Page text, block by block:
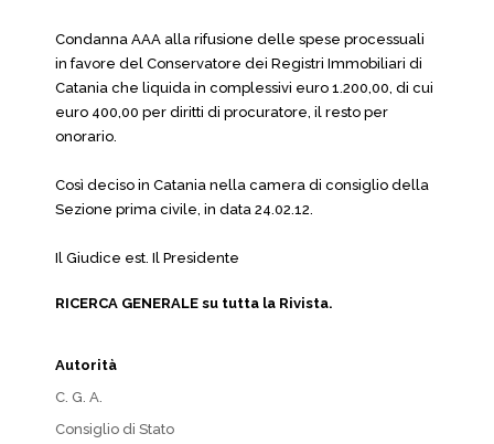
Condanna AAA alla rifusione delle spese processuali
in favore del Conservatore dei Registri Immobiliari di
Catania che liquida in complessivi euro 1.200,00, di cui
euro 400,00 per diritti di procuratore, il resto per
onorario.
Così deciso in Catania nella camera di consiglio della
Sezione prima civile, in data 24.02.12.
Il Giudice est. Il Presidente
RICERCA GENERALE su tutta la Rivista.
Autorità
C. G. A.
Consiglio di Stato